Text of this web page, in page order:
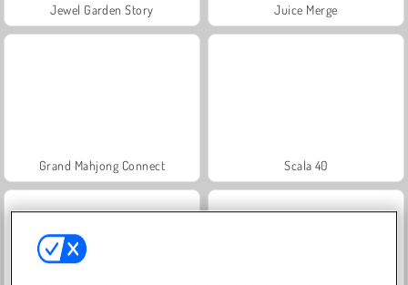
Jewel Garden Story Juice Merge
Grand Mahjong Connect Scala 40